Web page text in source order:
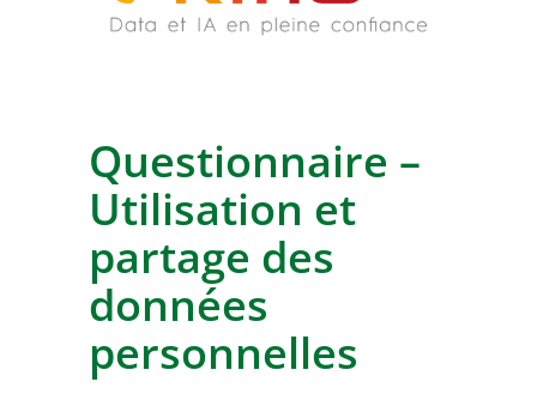
Questionnaire –
Utilisation et
partage des
données
personnelles